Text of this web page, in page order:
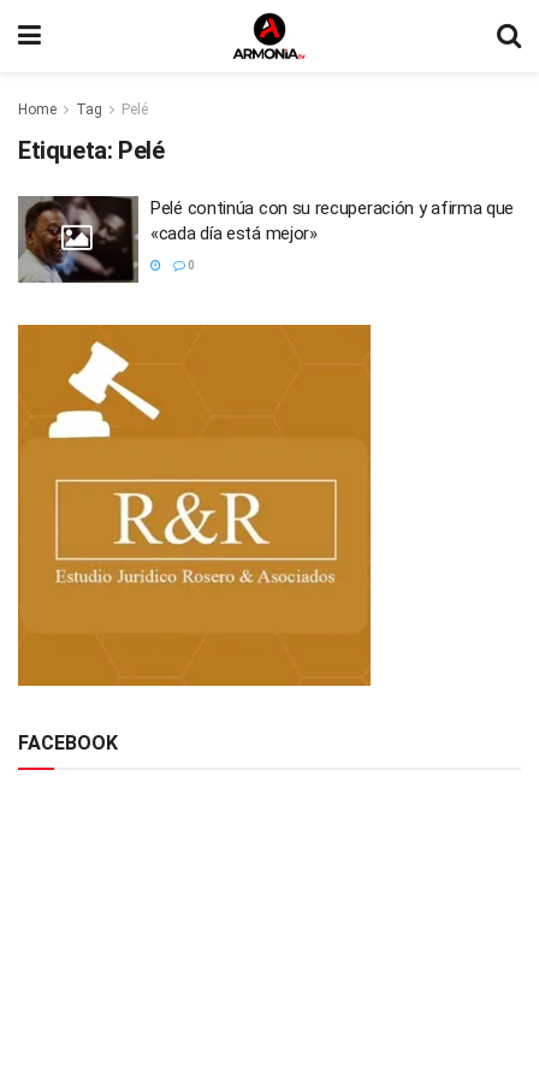
Home Tag Pelé
Etiqueta: Pelé
Pelé continúa con su recuperación y afirma que
«cada día está mejor»
0
FACEBOOK